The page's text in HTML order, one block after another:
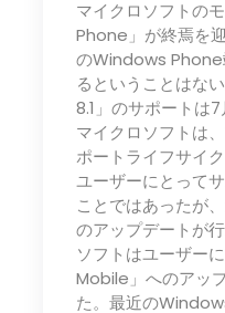
マイクロソフトの
Phone」が終焉を
のWindows Phone
るということはな
8.1」のサポートは7
マイクロソフトは
ポートライフサイ
ユーザーにとって
ことではあったが
のアップデートが
ソフトはユーザー
Mobile」へのアッ
た。最近の